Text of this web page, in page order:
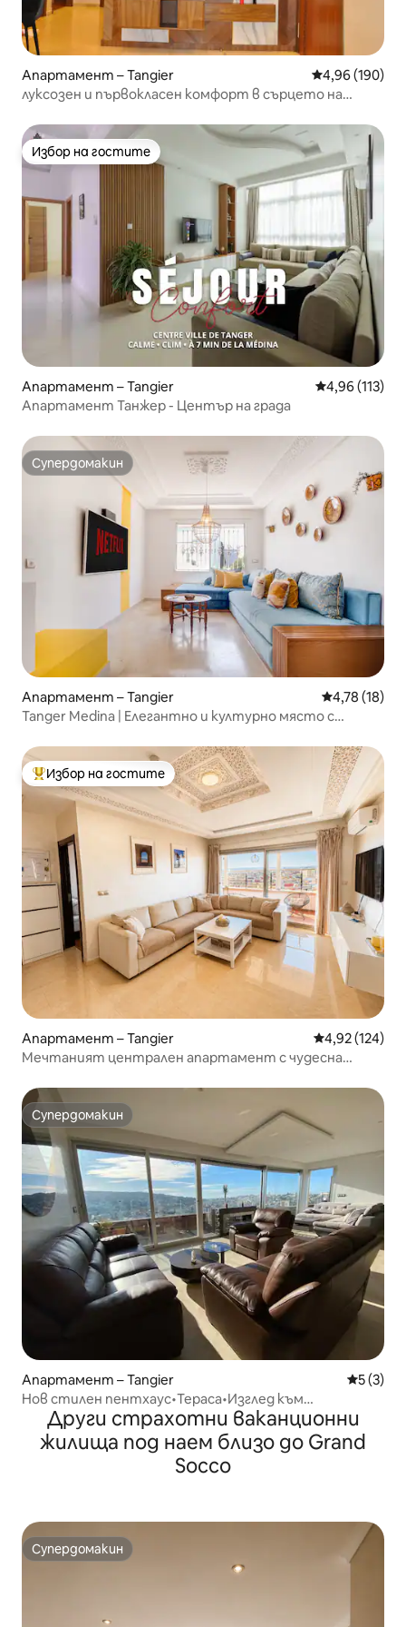
Апартамент – Tangier Средна
4,96 (190)
луксозен и първокласен комфорт в сърцето на
Избор на гостите
Избор на гостите
Апартамент – Tangier Средна
4,96 (113)
Апартамент Танжер - Център на града
Супердомакин
Супердомакин
Апартамент – Tangier Средна
4,78 (18)
Tanger Medina | Елегантно и културно място с
Най-популярен избор на гостите
Избор на гостите
Апартамент – Tangier Средна
4,92 (124)
Мечтаният централен апартамент с чудесна
Супердомакин
Супердомакин
Апартамент – Tangier Средна
5 (3)
Нов стилен пентхаус•Тераса•Изглед към
залеза•Паркинг
Други страхотни ваканционни
жилища под наем близо до Grand
Socco
Супердомакин
Супердомакин